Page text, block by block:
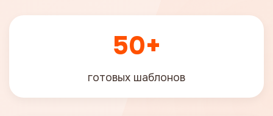
50+
готовых шаблонов